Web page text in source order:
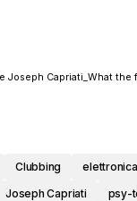
Joseph Capriati_What
Clubbing elettronica
Joseph Capriati psy-